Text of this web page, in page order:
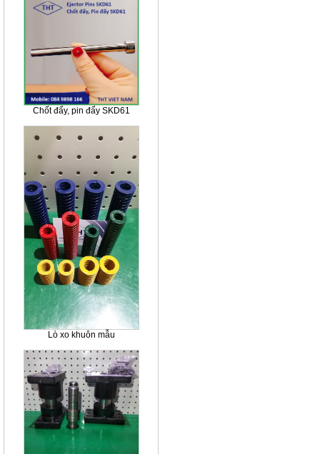
Chốt đẩy, pin đẩy SKD61
Lò xo khuôn mẫu